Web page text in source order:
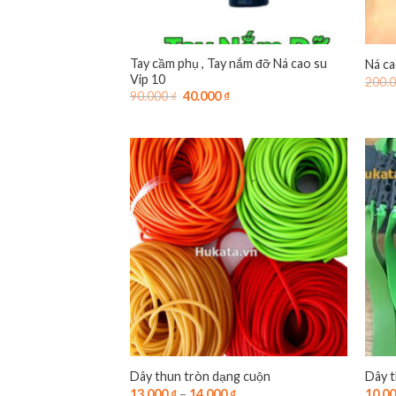
Tay cầm phụ , Tay nắm đỡ Ná cao su
Vip 10
90.000₫ Giá
40.000₫Giá
40.000 ₫.
Ná
Dây thun tròn dạng cuộn
Dây